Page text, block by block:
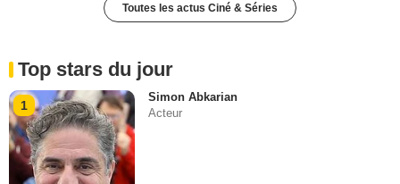
Toutes les actus Ciné & Séries
Top stars du jour
1
Simon Abkarian
Acteur